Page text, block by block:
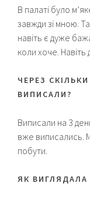
В палаті було
завжди зі мною.
навіть є дуже
коли хоче. Навіть
ЧЕРЕЗ
ВИПИСАЛИ?
Виписали на 3
вже виписались.
побути.
ЯК